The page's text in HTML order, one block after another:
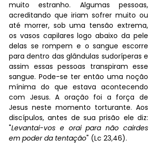
muito estranho. Algumas pessoas,
acreditando que iriam sofrer muito ou
até morrer, sob uma tensão extrema,
os vasos capilares logo abaixo da pele
delas se rompem e o sangue escorre
para dentro das glândulas sudoríperas e
assim essas pessoas transpiram esse
sangue. Pode-se ter então uma noção
mínima do que estava acontecendo
com Jesus. A oração foi a força de
Jesus neste momento torturante. Aos
discípulos, antes de sua prisão ele diz:
"Levantai-vos e orai para não cairdes
em poder da tentação" (Lc 23,46).